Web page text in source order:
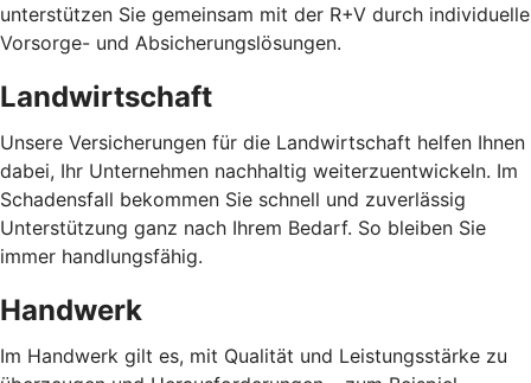
unterstützen Sie gemeinsam mit der R+V durch individuelle
Vorsorge- und Absicherungslösungen.
Landwirtschaft
Unsere Versicherungen für die Landwirtschaft helfen Ihnen
dabei, Ihr Unternehmen nachhaltig weiterzuentwickeln. Im
Schadensfall bekommen Sie schnell und zuverlässig
Unterstützung ganz nach Ihrem Bedarf. So bleiben Sie
immer handlungsfähig.
Handwerk
Im Handwerk gilt es, mit Qualität und Leistungsstärke zu